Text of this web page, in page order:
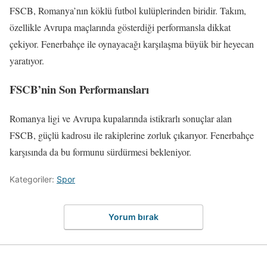
FSCB, Romanya’nın köklü futbol kulüplerinden biridir. Takım,
özellikle Avrupa maçlarında gösterdiği performansla dikkat
çekiyor. Fenerbahçe ile oynayacağı karşılaşma büyük bir heyecan
yaratıyor.
FSCB’nin Son Performansları
Romanya ligi ve Avrupa kupalarında istikrarlı sonuçlar alan
FSCB, güçlü kadrosu ile rakiplerine zorluk çıkarıyor. Fenerbahçe
karşısında da bu formunu sürdürmesi bekleniyor.
Kategoriler: Spor
Yorum bırak